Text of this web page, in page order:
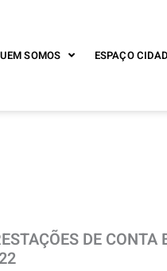
SOMOS ESPAÇO
DE CONTA